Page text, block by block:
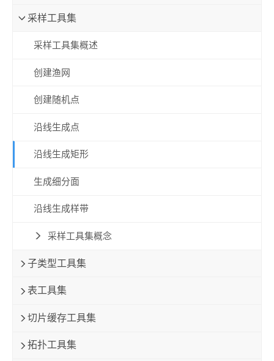
采样工具集
采样工具集概述
创建渔网
创建随机点
沿线生成点
沿线生成矩形
生成细分面
沿线生成样带
采样工具集概念
子类型工具集
表工具集
切片缓存工具集
拓扑工具集